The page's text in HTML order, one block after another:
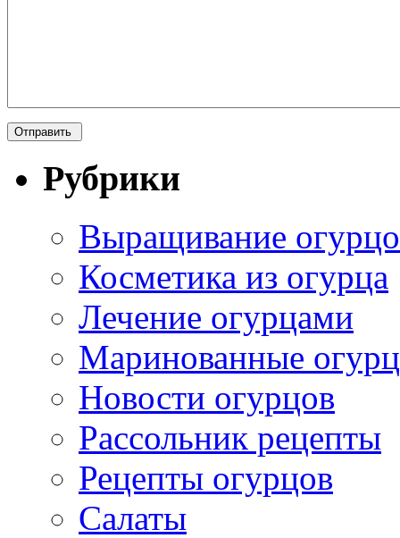
Рубрики
Выращивание
Косметика из огурца
Лечение огурцами
Маринованные
Новости огурцов
Рассольник рецепты
Рецепты огурцов
Салаты